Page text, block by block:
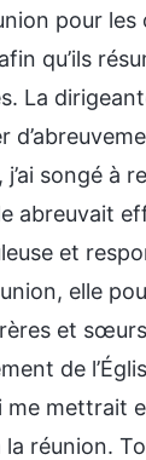
pour les
qu’ils
La
songé à
abreuvait
et
elle
et
de
mettrait
réunion.